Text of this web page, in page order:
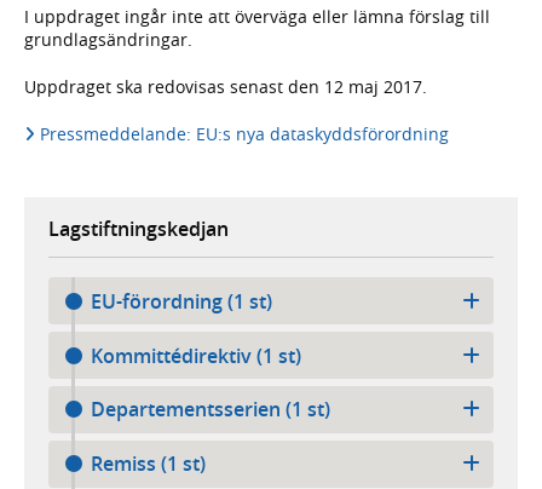
I uppdraget ingår inte att överväga eller lämna förslag till
grundlagsändringar.
Uppdraget ska redovisas senast den 12 maj 2017.
Pressmeddelande: EU:s nya dataskyddsförordning
Lagstiftningskedjan
EU-förordning (1 st)
Kommittédirektiv (1 st)
Departementsserien (1 st)
Remiss (1 st)